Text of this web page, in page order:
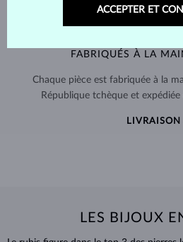
FABRIQUÉS À LA
Chaque pièce est fabriquée à la
République tchèque et
LIVRAISON
LES BIJOUX
ACCEPTER ET